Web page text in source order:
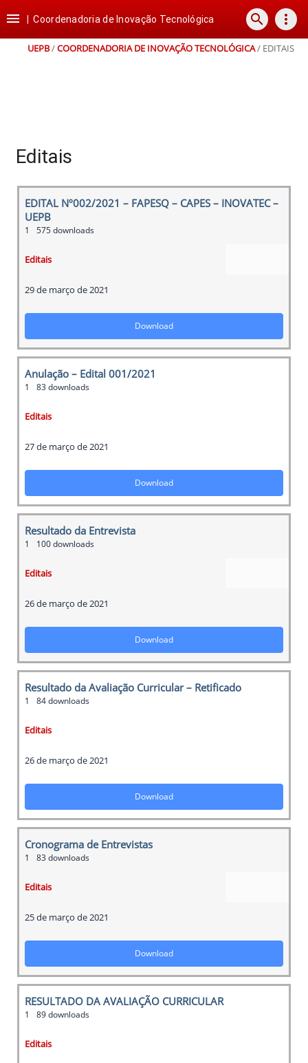
para
conteúdo
para
para
para
rodapé
 |Coordenadoria de Inovação Tecnológica search more_vert
UEPB/COORDENADORIA DE INOVAÇÃO TECNOLÓGICA/ EDITAIS
Editais
EDITAL Nº002/2021 – FAPESQ – CAPES – INOVATEC –
UEPB
1 575 downloads
Editais
29 de março de 2021
Download
Anulação – Edital 001/2021
1 83 downloads
Editais
27 de março de 2021
Download
Resultado da Entrevista
1 100 downloads
Editais
26 de março de 2021
Download
Resultado da Avaliação Curricular – Retificado
1 84 downloads
Editais
26 de março de 2021
Download
Cronograma de Entrevistas
1 83 downloads
Editais
25 de março de 2021
Download
RESULTADO DA AVALIAÇÃO CURRICULAR
1 89 downloads
Editais